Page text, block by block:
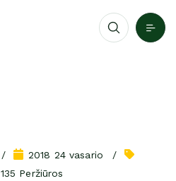
2018 24 vasario
135 Peržiūros